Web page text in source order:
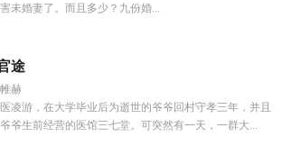
未婚妻了。而且多少？九份婚...
途
赫
凌游，在大学毕业后为逝世的爷爷回村守孝三年，并且
爷生前经营的医馆三七堂。可突然有一天，一群大...